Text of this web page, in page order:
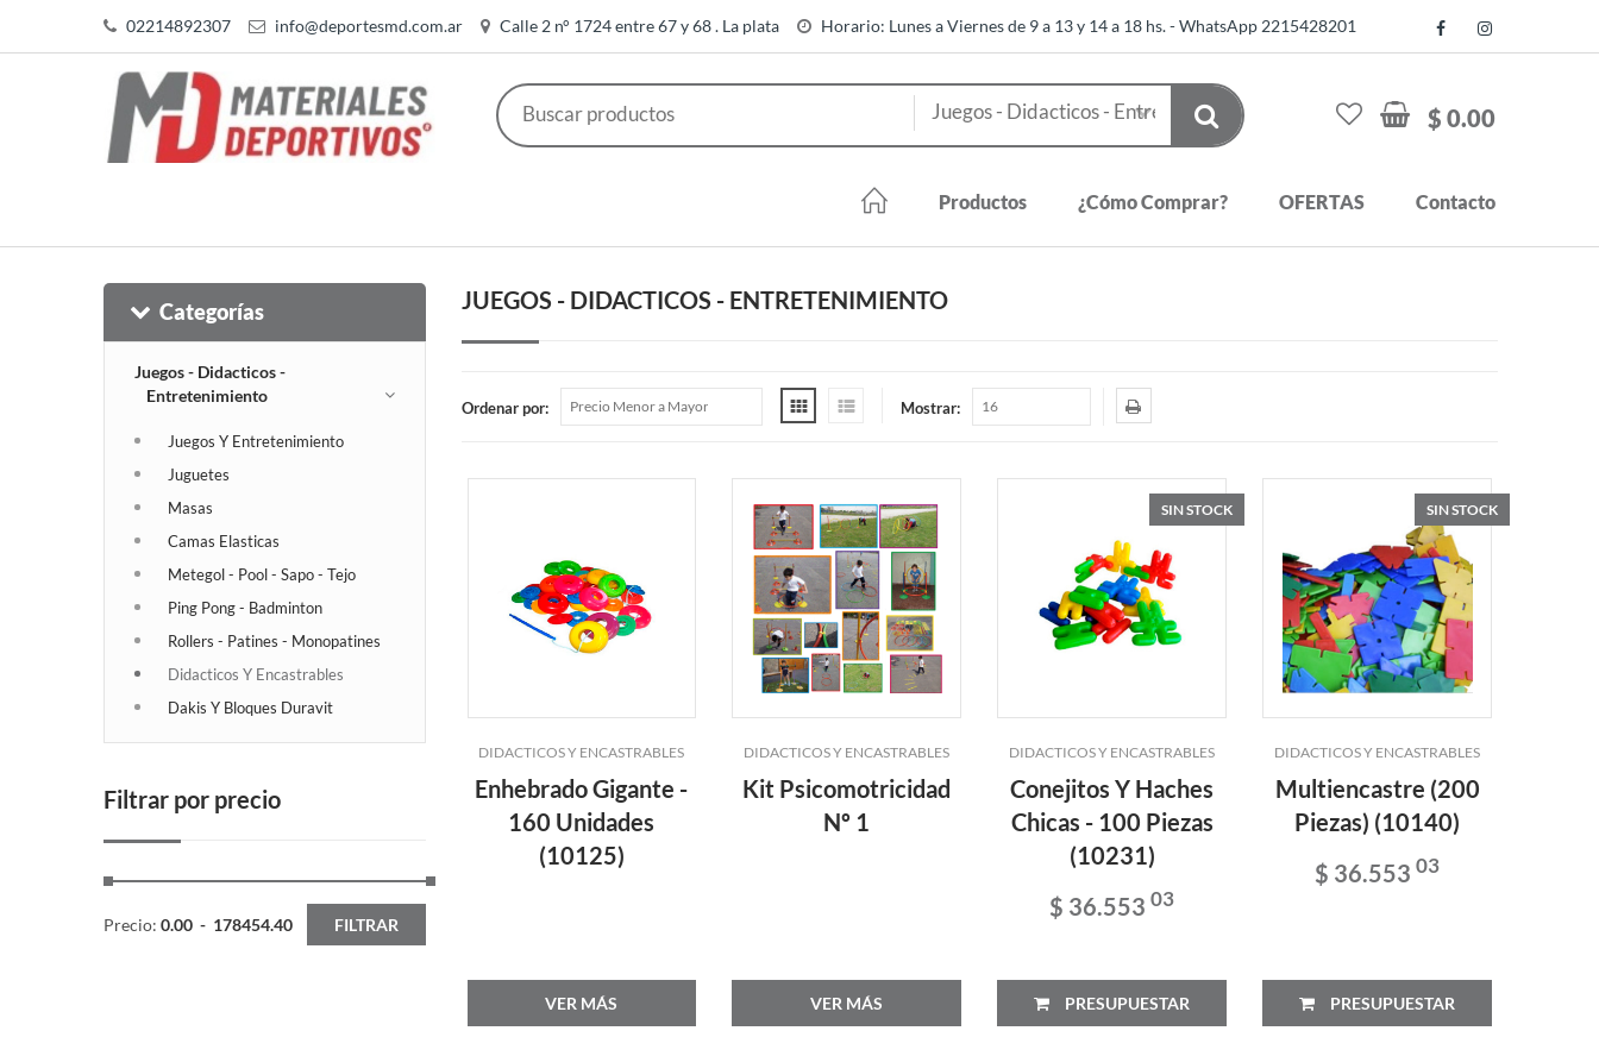
02214892307 info@deportesmd.com.ar Calle 2 n° 1724 entre 67 y 68 . La plata Horario: Lunes a Viernes de 9 a 13 y 14 a 18 hs. - WhatsApp 2215428201
$ 0.00
Productos ¿Cómo Comprar? OFERTAS Contacto
Categorías
Juegos - Didacticos -
Entretenimiento
Juegos Y Entretenimiento
Juguetes
Masas
Camas Elasticas
Metegol - Pool - Sapo - Tejo
Ping Pong - Badminton
Rollers - Patines - Monopatines
Didacticos Y Encastrables
Dakis Y Bloques Duravit
Filtrar por precio
Precio: 0.00 - 178454.40 FILTRAR
JUEGOS - DIDACTICOS - ENTRETENIMIENTO
Ordenar por: Mostrar:
DIDACTICOS Y ENCASTRABLES
Enhebrado Gigante -
160 Unidades
(10125)
VER MÁS
DIDACTICOS Y ENCASTRABLES
Kit Psicomotricidad
Nº 1
VER MÁS
SIN STOCK
DIDACTICOS Y ENCASTRABLES
Conejitos Y Haches
Chicas - 100 Piezas
(10231)
$ 36.55303
PRESUPUESTAR
SIN STOCK
DIDACTICOS Y ENCASTRABLES
Multiencastre (200
Piezas) (10140)
$ 36.55303
PRESUPUESTAR